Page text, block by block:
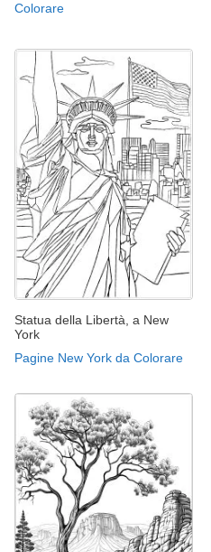
Colorare
Statua della Libertà, a New
York
Pagine New York da Colorare